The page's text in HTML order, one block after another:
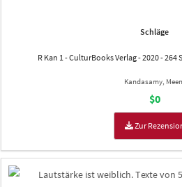
Schläge
R Kan 1 - CulturBooks Verlag - 2020 - 264
Kandasamy,
$0
Zur